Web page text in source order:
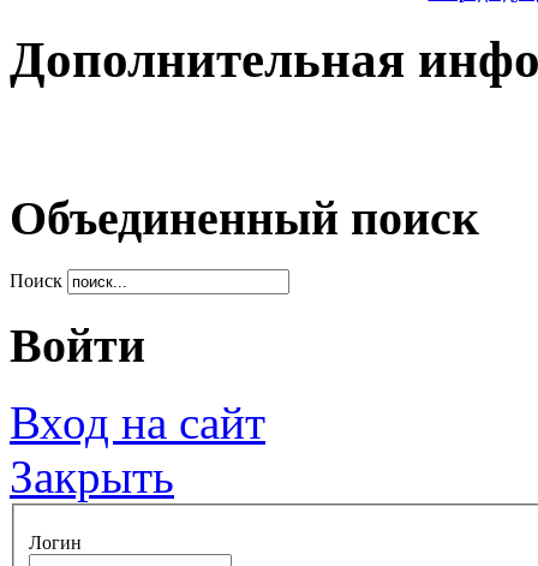
Дополнительная
Объединенный поиск
Поиск
Войти
Вход на сайт
Закрыть
Логин